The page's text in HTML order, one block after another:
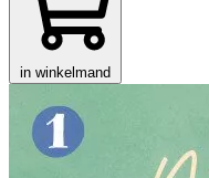
in winkelmand